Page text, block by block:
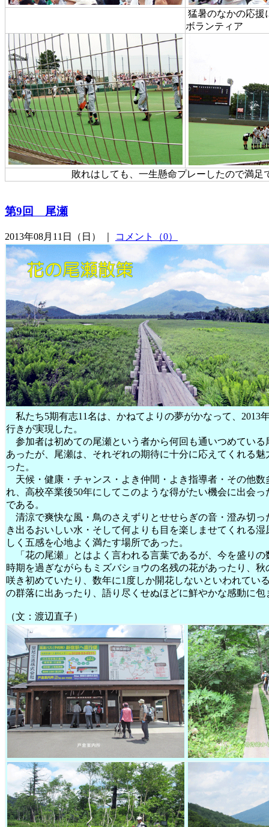
猛暑のなかの応援
ボランティア
敗れはしても、一生懸命プレーしたので満足
第9回 尾瀬
2013年08月11日（日） ｜ コメント（0）
私たち5期有志11名は、かねてよりの夢がかなって、2013
行きが実現した。
参加者は初めての尾瀬という者から何回も通いつめている
あったが、尾瀬は、それぞれの期待に十分に応えてくれる
った。
天候・健康・チャンス・よき仲間・よき指導者・その他数
れ、高校卒業後50年にしてこのような得がたい機会に出会
である。
清涼で爽快な風・鳥のさえずりとせせらぎの音・澄み切っ
き出るおいしい水・そして何よりも目を楽しませてくれる
しく五感を心地よく満たす場所であった。
「花の尾瀬」とはよく言われる言葉であるが、今を盛りの
時期を過ぎながらもミズバショウの名残の花があったり、
咲き初めていたり、数年に1度しか開花しないといわれてい
の群落に出あったり、語り尽くせぬほどに鮮やかな感動に包
（文：渡辺直子）